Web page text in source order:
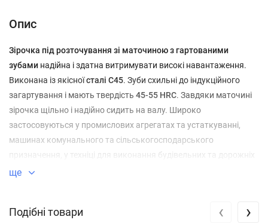
Опис
Зірочка під розточування зі маточиною з гартованими
зубами надійна і здатна витримувати високі навантаження.
Виконана із якісноїсталі С45. Зуби схильні до індукційного
загартування і мають твердість 45-55 HRC. Завдяки маточині
зірочка щільно і надійно сидить на валу. Широко
застосовуються у промислових агрегатах та устаткуванні,
машинах комунального та сільськогосподарського
призначення, у техніці для виконання будівельних та дорожніх
робіт, а також в інших механізмах та вузлах, де
ще
Подібні товари ‹ ›